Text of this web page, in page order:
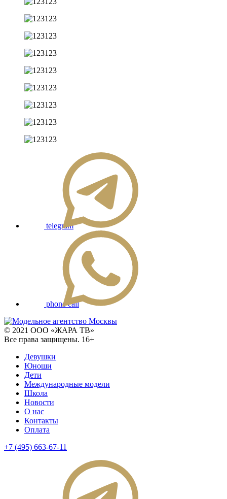
telegram
phone call
© 2021 ООО «ЖАРА ТВ»
Все права защищены. 16+
Девушки
Юноши
Дети
Международные модели
Школа
Новости
О нас
Контакты
Оплата
+7 (495) 663-67-11